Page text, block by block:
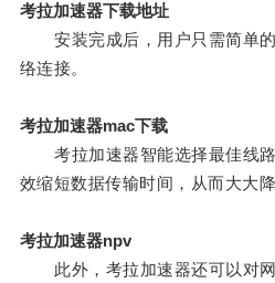
考拉加速器下载地址
安装完成后，用户只需简单的
络连接。
考拉加速器mac下载
考拉加速器智能选择最佳线路
效缩短数据传输时间，从而大大
考拉加速器npv
此外，考拉加速器还可以对网